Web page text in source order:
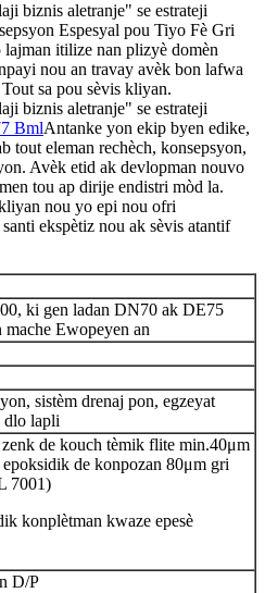
biznis aletranje" se estrateji
Espesyal pou Tiyo Fè Gri
itilize nan plizyè domèn
nou an travay avèk bon lafwa
sa pou sèvis kliyan.
biznis aletranje" se estrateji
BmlAntanke yon ekip byen edike,
tout eleman rechèch, konsepsyon,
Avèk etid ak devlopman nouvo
tou ap dirije endistri mòd la.
nou yo epi nou ofri
ekspètiz nou ak sèvis atantif
ki gen ladan DN70 ak DE75
Ewopeyen an
sistèm drenaj pon, egzeyat
dlo lapli
de kouch tèmik flite min.40μm
de konpozan 80μm gri
7001)
konplètman kwaze epesè
D/P